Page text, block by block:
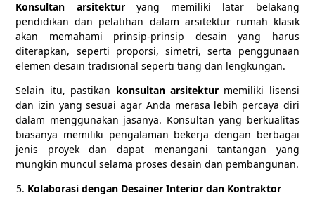
Konsultan arsitekturyang memiliki latar belakang
pendidikan dan pelatihan dalam arsitektur rumah klasik
akan memahami prinsip-prinsip desain yang harus
diterapkan, seperti proporsi, simetri, serta penggunaan
elemen desain tradisional seperti tiang dan lengkungan.
Selain itu, pastikan konsultan arsitekturmemiliki lisensi
dan izin yang sesuai agar Anda merasa lebih percaya diri
dalam menggunakan jasanya. Konsultan yang berkualitas
biasanya memiliki pengalaman bekerja dengan berbagai
jenis proyek dan dapat menangani tantangan yang
mungkin muncul selama proses desain dan pembangunan.
Kolaborasi dengan Desainer Interior dan Kontraktor